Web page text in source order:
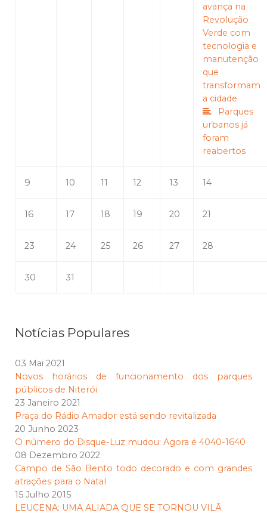
avança na
Revolução
Verde com
tecnologia e
manutenção
que
transformam
a cidade
Parques
urbanos já
foram
reabertos
9 10 11 12 13 14
16 17 18 19 20 21
23 24 25 26 27 28
30 31
Notícias Populares
03 Mai 2021
Novos horários de funcionamento dos parques
públicos de Niterói
23 Janeiro 2021
Praça do Rádio Amador está sendo revitalizada
20 Junho 2023
O número do Disque-Luz mudou: Agora é 4040-1640
08 Dezembro 2022
Campo de São Bento todo decorado e com grandes
atrações para o Natal
15 Julho 2015
LEUCENA: UMA ALIADA QUE SE TORNOU VILÃ